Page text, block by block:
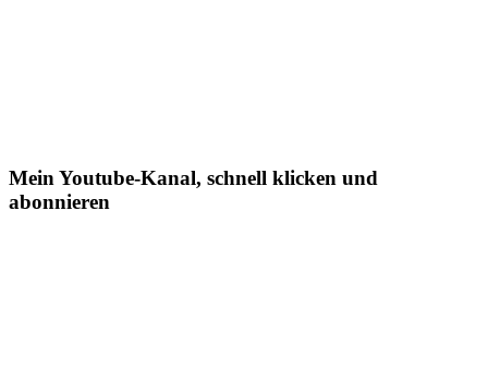
Mein Youtube-Kanal, schnell klicken und
abonnieren